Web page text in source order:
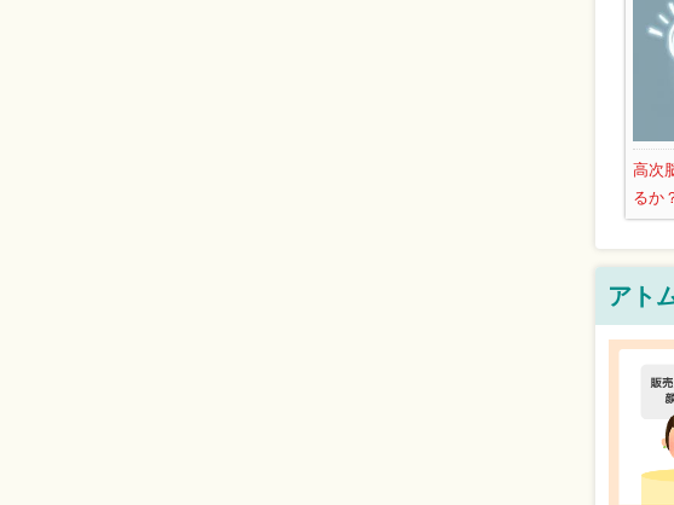
高次
るか
アト